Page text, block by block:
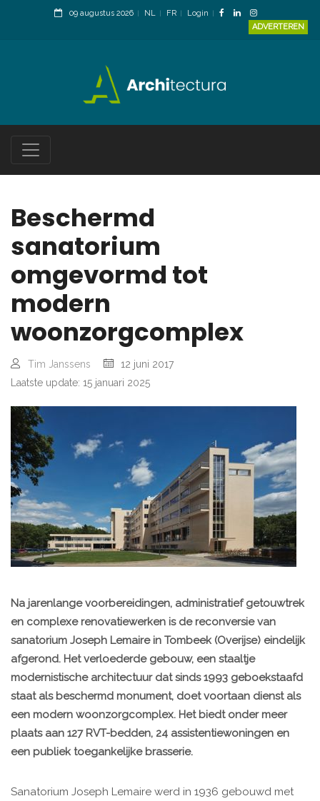
09 augustus 2026 NL FR
Login
ADVERTEREN
Beschermd
sanatorium
omgevormd tot
modern
woonzorgcomplex
Tim Janssens
12 juni 2017
Laatste update: 15 januari 2025
Na jarenlange voorbereidingen, administratief getouwtrek
en complexe renovatiewerken is de reconversie van
sanatorium Joseph Lemaire in Tombeek (Overijse) eindelijk
afgerond. Het verloederde gebouw, een staaltje
modernistische architectuur dat sinds 1993 geboekstaafd
staat als beschermd monument, doet voortaan dienst als
een modern woonzorgcomplex. Het biedt onder meer
plaats aan 127 RVT-bedden, 24 assistentiewoningen en
een publiek toegankelijke brasserie.
Sanatorium Joseph Lemaire werd in 1936 gebouwd met